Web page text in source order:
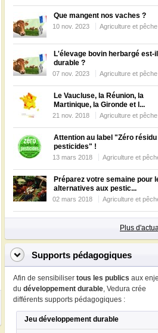
Que mangent nos vaches ?
10 nov. 2023 Agriculture et pêche
L'élevage bovin herbargé est-il
durable ?
07 nov. 2023 Agriculture et pêche
Le Vaucluse, la Réunion, la
Martinique, la Gironde et l...
21 nov. 2018 Agriculture et pêche
Attention au label "Zéro résidu
pesticides" !
13 mars 2018 Agriculture et
Préparez votre semaine pour
alternatives aux pestic...
02 mars 2018 Agriculture et
Plus
Supports pédagogiques
Afin de sensibiliser tous les publics aux
du développement durable, Vedura crée
différents supports pédagogiques :
Jeu développement durable